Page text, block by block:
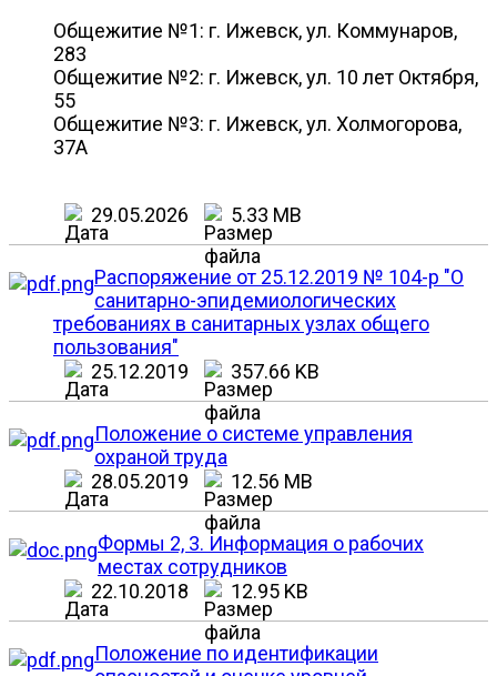
Общежитие №1: г. Ижевск, ул. Коммунаров,
283
Общежитие №2: г. Ижевск, ул. 10 лет Октября,
55
Общежитие №3: г. Ижевск, ул. Холмогорова,
37А
29.05.2026 5.33 MB
Распоряжение от 25.12.2019 № 104-р "О
санитарно-эпидемиологических
требованиях в санитарных узлах общего
пользования"
25.12.2019
357.66 KB
Положение о системе управления
охраной труда
28.05.2019
12.56 MB
Формы 2, 3. Информация о рабочих
местах сотрудников
22.10.2018
12.95 KB
Положение по идентификации